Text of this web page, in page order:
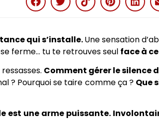
qui s’installe.Une sensation
ferme… tu te retrouves seul face à
Comment gérer le silence
? Pourquoi se taire comme ça ? Que
est une arme puissante.